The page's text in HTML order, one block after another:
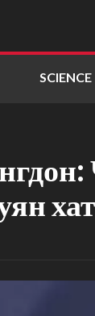
SCIENCE